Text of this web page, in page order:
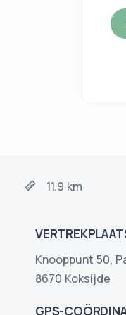
11.9 km
Knooppunt 50,
8670 Koksijde
GPS-